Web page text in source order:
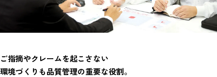
ご指摘やクレームを起こさない
環境づくりも品質管理の重要な役割。